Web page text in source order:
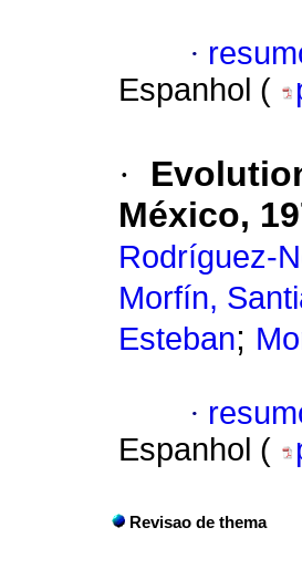
·
Espanhol (
·
México,
Rodríguez-
Morfín,
Esteban;
·
Espanhol (
Revisao de thema